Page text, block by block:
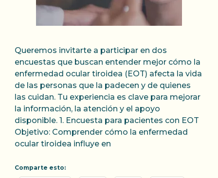
Queremos invitarte a participar en dos
encuestas que buscan entender mejor cómo la
enfermedad ocular tiroidea (EOT) afecta la vida
de las personas que la padecen y de quienes
las cuidan. Tu experiencia es clave para mejorar
la información, la atención y el apoyo
disponible. 1. Encuesta para pacientes con EOT
Objetivo: Comprender cómo la enfermedad
ocular tiroidea influye en
Comparte esto: